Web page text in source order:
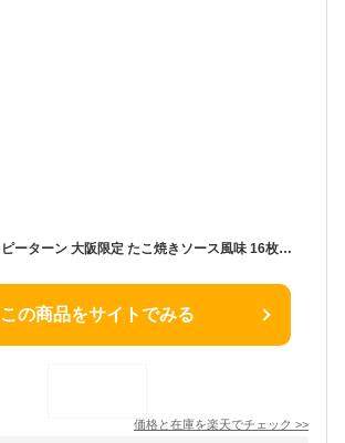
【送料無料】ハッピーターン 大阪限定 たこ焼きソース風味 16枚入 オリジナルポケットティッシュ付 (1個)
この商品をサイトでみる
価格と在庫を楽天でチェック >>